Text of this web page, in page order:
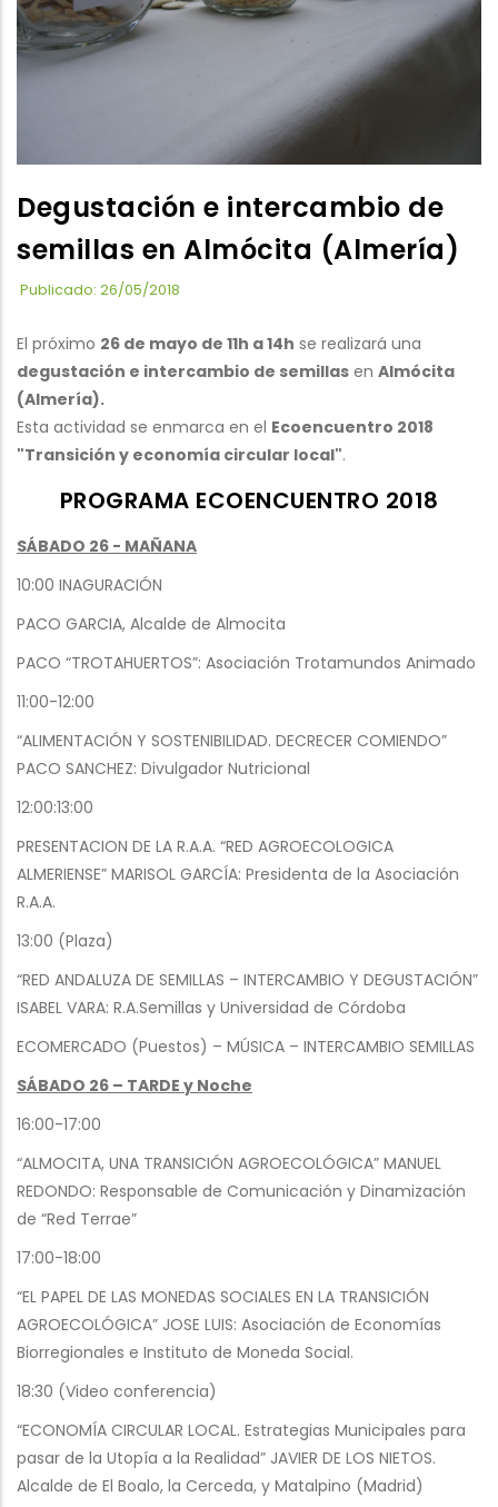
Degustación e intercambio de
semillas en Almócita (Almería)
Publicado: 26/05/2018
El próximo 26 de mayo de 11h a 14h se realizará una
degustación e intercambio de semillas en Almócita
(Almería).
Esta actividad se enmarca en el Ecoencuentro 2018
"Transición y economía circular local".
PROGRAMA ECOENCUENTRO 2018
SÁBADO 26 - MAÑANA
10:00 INAGURACIÓN
PACO GARCIA, Alcalde de Almocita
PACO “TROTAHUERTOS”: Asociación Trotamundos Animado
11:00-12:00
“ALIMENTACIÓN Y SOSTENIBILIDAD. DECRECER COMIENDO”
PACO SANCHEZ: Divulgador Nutricional
12:00:13:00
PRESENTACION DE LA R.A.A. “RED AGROECOLOGICA
ALMERIENSE” MARISOL GARCÍA: Presidenta de la Asociación
R.A.A.
13:00 (Plaza)
“RED ANDALUZA DE SEMILLAS – INTERCAMBIO Y DEGUSTACIÓN”
ISABEL VARA: R.A.Semillas y Universidad de Córdoba
ECOMERCADO (Puestos) – MÚSICA – INTERCAMBIO SEMILLAS
SÁBADO 26 – TARDE y Noche
16:00-17:00
“ALMOCITA, UNA TRANSICIÓN AGROECOLÓGICA” MANUEL
REDONDO: Responsable de Comunicación y Dinamización
de “Red Terrae”
17:00-18:00
“EL PAPEL DE LAS MONEDAS SOCIALES EN LA TRANSICIÓN
AGROECOLÓGICA” JOSE LUIS: Asociación de Economías
Biorregionales e Instituto de Moneda Social.
18:30 (Video conferencia)
“ECONOMÍA CIRCULAR LOCAL. Estrategias Municipales para
pasar de la Utopía a la Realidad” JAVIER DE LOS NIETOS.
Alcalde de El Boalo, la Cerceda, y Matalpino (Madrid)